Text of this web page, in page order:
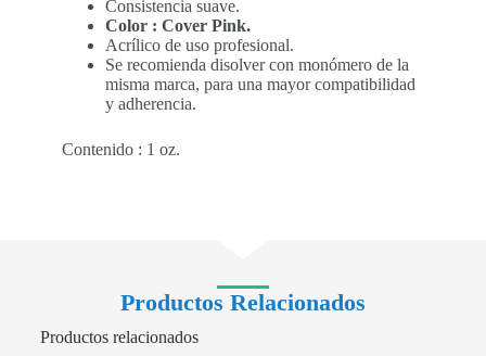
Consistencia suave.
Color : Cover Pink.
Acrílico de uso profesional.
Se recomienda disolver con monómero de la
misma marca, para una mayor compatibilidad
y adherencia.
Contenido : 1 oz.
Productos Relacionados
Productos relacionados